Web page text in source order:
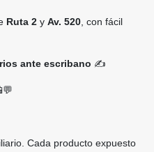
Ruta 2 y Av. 520 , con fácil
ante escribano ✍️
Cada producto expuesto